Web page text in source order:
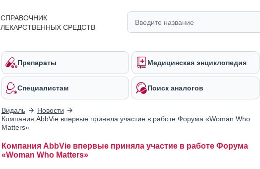
СПРАВОЧНИК
ЛЕКАРСТВЕННЫХ СРЕДСТВ
Препараты Медицинская энциклопедия
Специалистам Поиск аналогов
Видаль
Новости
Компания AbbVie впервые приняла участие в работе Форума «Woman Who
Matters»
Компания AbbVie впервые приняла участие в работе Форума
«Woman Who Matters»